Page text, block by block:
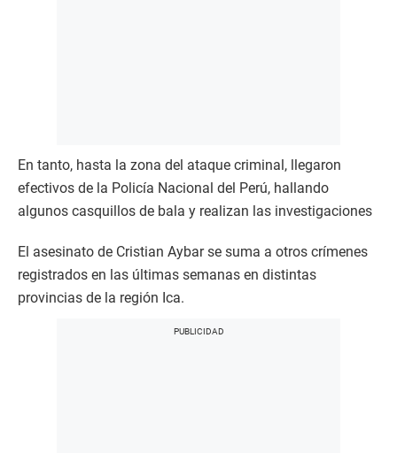
En tanto, hasta la zona del ataque criminal, llegaron
efectivos de la Policía Nacional del Perú, hallando
algunos casquillos de bala y realizan las investigaciones
El asesinato de Cristian Aybar se suma a otros crímenes
registrados en las últimas semanas en distintas
provincias de la región Ica.